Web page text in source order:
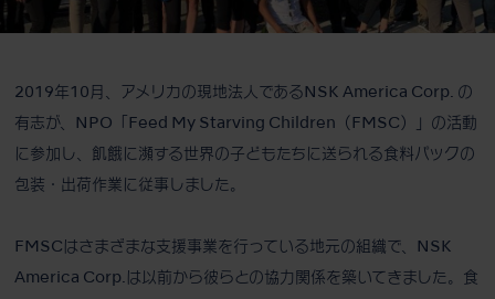
2019年10月、アメリカの現地法人であるNSK America Corp. の
有志が、NPO「Feed My Starving Children（FMSC）」の活動
に参加し、飢餓に瀕する世界の子どもたちに送られる食料パックの
包装・出荷作業に従事しました。
FMSCはさまざまな支援事業を行っている地元の組織で、NSK
America Corp.は以前から彼らとの協力関係を築いてきました。食